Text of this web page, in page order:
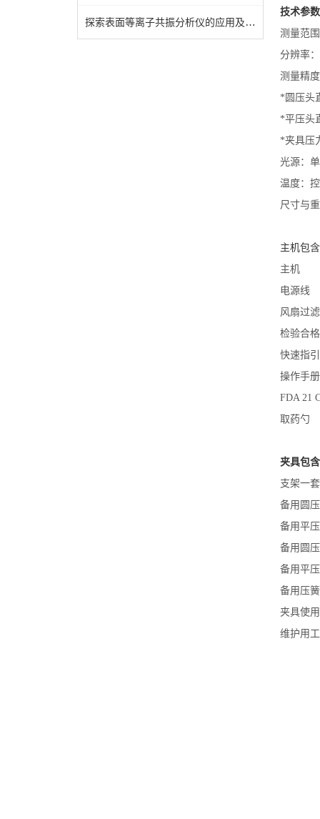
探索表面等离子共振分析仪的应用及前景
技术参
测量范
分辨率
测量精
*圆压头
*平压头
*夹具压
光源：
温度：
尺寸与
主机包
风
检
快
操
FDA
夹具包
支架一
备用圆
备用平
备用圆
备用平
备用压
夹具使
维护用